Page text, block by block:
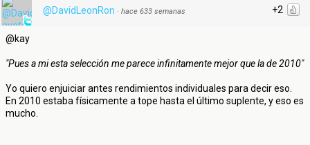
+2
@DavidLeonRon · hace 633 semanas
@kay
"Pues a mi esta selección me parece infinitamente mejor que la de 2010"
Yo quiero enjuiciar antes rendimientos individuales para decir eso.
En 2010 estaba físicamente a tope hasta el último suplente, y eso es
mucho.